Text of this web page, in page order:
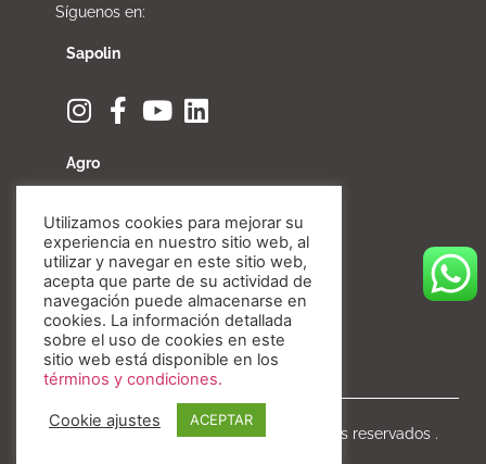
Síguenos en:
Sapolin
Agro
Fibratore
Copyright © Invesa 2020. Todos los derechos reservados .
Utilizamos cookies para mejorar su
experiencia en nuestro sitio web, al
utilizar y navegar en este sitio web,
acepta que parte de su actividad de
navegación puede almacenarse en
cookies. La información detallada
sobre el uso de cookies en este
sitio web está disponible en los
términos y condiciones.
Cookie ajustes ACEPTAR